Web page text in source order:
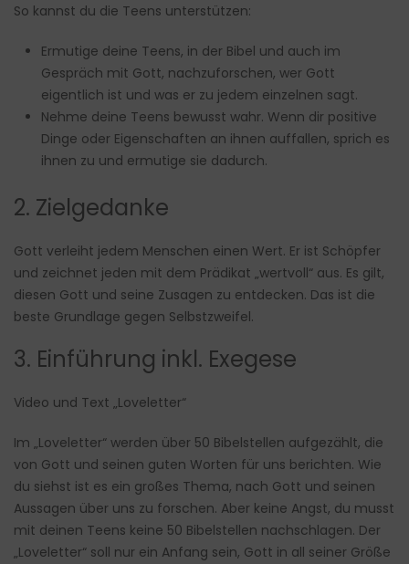
So kannst du die Teens unterstützen:
Ermutige deine Teens, in der Bibel und auch im
Gespräch mit Gott, nachzuforschen, wer Gott
eigentlich ist und was er zu jedem einzelnen sagt.
Nehme deine Teens bewusst wahr. Wenn dir positive
Dinge oder Eigenschaften an ihnen auffallen, sprich es
ihnen zu und ermutige sie dadurch.
2. Zielgedanke
Gott verleiht jedem Menschen einen Wert. Er ist Schöpfer
und zeichnet jeden mit dem Prädikat „wertvoll“ aus. Es gilt,
diesen Gott und seine Zusagen zu entdecken. Das ist die
beste Grundlage gegen Selbstzweifel.
3. Einführung inkl. Exegese
Video und Text „Loveletter“
Im „Loveletter“ werden über 50 Bibelstellen aufgezählt, die
von Gott und seinen guten Worten für uns berichten. Wie
du siehst ist es ein großes Thema, nach Gott und seinen
Aussagen über uns zu forschen. Aber keine Angst, du musst
mit deinen Teens keine 50 Bibelstellen nachschlagen. Der
„Loveletter“ soll nur ein Anfang sein, Gott in all seiner Größe